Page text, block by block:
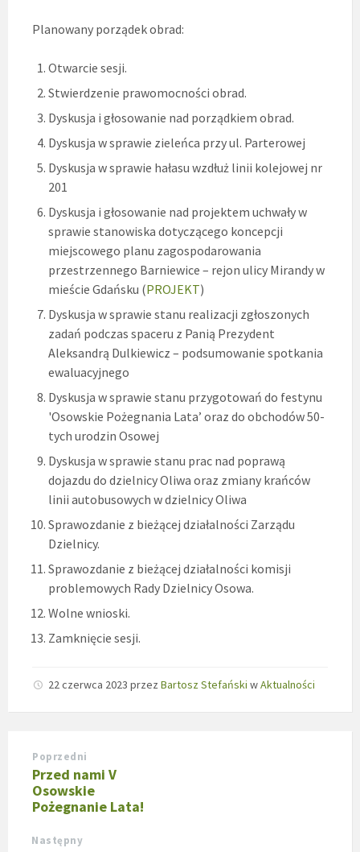
Planowany porządek obrad:
Otwarcie sesji.
Stwierdzenie prawomocności obrad.
Dyskusja i głosowanie nad porządkiem obrad.
Dyskusja w sprawie zieleńca przy ul. Parterowej
Dyskusja w sprawie hałasu wzdłuż linii kolejowej nr
201
Dyskusja i głosowanie nad projektem uchwały w
sprawie stanowiska dotyczącego koncepcji
miejscowego planu zagospodarowania
przestrzennego Barniewice – rejon ulicy Mirandy w
mieście Gdańsku (PROJEKT)
Dyskusja w sprawie stanu realizacji zgłoszonych
zadań podczas spaceru z Panią Prezydent
Aleksandrą Dulkiewicz – podsumowanie spotkania
ewaluacyjnego
Dyskusja w sprawie stanu przygotowań do festynu
'Osowskie Pożegnania Lata’ oraz do obchodów 50-
tych urodzin Osowej
Dyskusja w sprawie stanu prac nad poprawą
dojazdu do dzielnicy Oliwa oraz zmiany krańców
linii autobusowych w dzielnicy Oliwa
Sprawozdanie z bieżącej działalności Zarządu
Dzielnicy.
Sprawozdanie z bieżącej działalności komisji
problemowych Rady Dzielnicy Osowa.
Wolne wnioski.
Zamknięcie sesji.
22 czerwca 2023 przez Bartosz Stefański wAktualności
Poprzedni
Przed nami V
Osowskie
Pożegnanie Lata!
Następny